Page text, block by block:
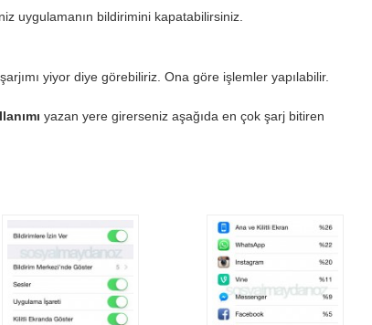
uygulamanın bildirimini kapatabilirsiniz.
yiyor diye görebiliriz. Ona göre işlemler yapılabilir.
yazan yere girerseniz aşağıda en çok şarj bitiren